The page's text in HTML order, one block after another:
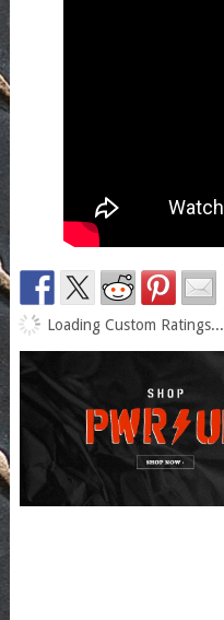
Loading Custom Ratings...